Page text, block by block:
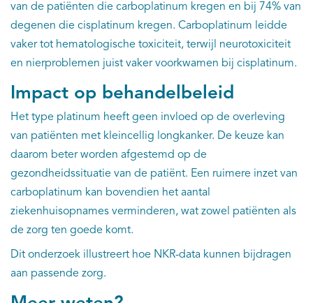
van de patiënten die carboplatinum kregen en bij 74% van
degenen die cisplatinum kregen. Carboplatinum leidde
vaker tot hematologische toxiciteit, terwijl neurotoxiciteit
en nierproblemen juist vaker voorkwamen bij cisplatinum.
Impact op behandelbeleid
Het type platinum heeft geen invloed op de overleving
van patiënten met kleincellig longkanker. De keuze kan
daarom beter worden afgestemd op de
gezondheidssituatie van de patiënt. Een ruimere inzet van
carboplatinum kan bovendien het aantal
ziekenhuisopnames verminderen, wat zowel patiënten als
de zorg ten goede komt.
Dit onderzoek illustreert hoe NKR-data kunnen bijdragen
aan passende zorg.